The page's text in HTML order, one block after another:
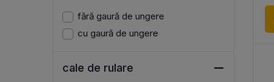
fără gaură de ungere
cu gaură de ungere
cale de rulare